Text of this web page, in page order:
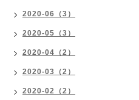
2020-06（3）
2020-05（3）
2020-04（2）
2020-03（2）
2020-02（2）